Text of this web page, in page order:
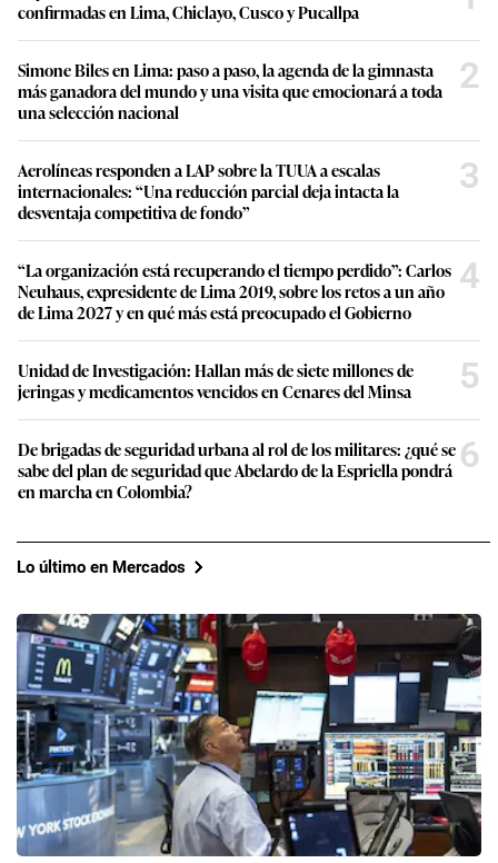
confirmadas en Lima, Chiclayo, Cusco y Pucallpa
Simone Biles en Lima: paso a paso, la agenda de la gimnasta
más ganadora del mundo y una visita que emocionará a toda
una selección nacional
2
Aerolíneas responden a LAP sobre la TUUA a escalas
internacionales: “Una reducción parcial deja intacta la
desventaja competitiva de fondo”
3
“La organización está recuperando el tiempo perdido”: Carlos
Neuhaus, expresidente de Lima 2019, sobre los retos a un año
de Lima 2027 y en qué más está preocupado el Gobierno
4
Unidad de Investigación: Hallan más de siete millones de
jeringas y medicamentos vencidos en Cenares del Minsa
5
De brigadas de seguridad urbana al rol de los militares: ¿qué se
sabe del plan de seguridad que Abelardo de la Espriella pondrá
en marcha en Colombia?
6
Lo último en Mercados